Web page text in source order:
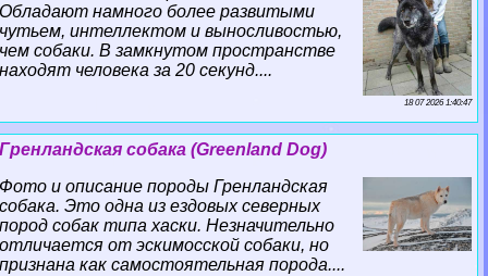
Обладают намного более развитыми
чутьем, интеллектом и выносливостью,
чем собаки. В замкнутом прострaнcтве
находят человека за 20 секунд....
18 07 2026 1:40:47
Гренландская собака (Greenland Dog)
Фото и описание породы Гренландская
собака. Это одна из ездовых северных
пород собак типа хаски. Незначительно
отличается от эскимосской собаки, но
признана как самостоятельная порода....